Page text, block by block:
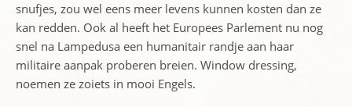
snufjes, zou wel eens meer levens kunnen kosten dan ze
kan redden. Ook al heeft het Europees Parlement nu nog
snel na Lampedusa een humanitair randje aan haar
militaire aanpak proberen breien. Window dressing,
noemen ze zoiets in mooi Engels.